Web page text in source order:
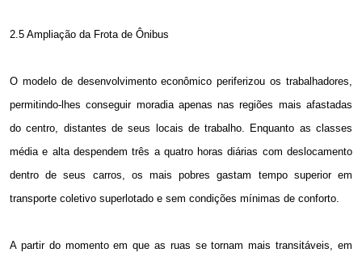
2.5 Ampliação da Frota de Ônibus
O modelo de desenvolvimento econômico periferizou os trabalhadores,
permitindo-lhes conseguir moradia apenas nas regiões mais afastadas
do centro, distantes de seus locais de trabalho. Enquanto as classes
média e alta despendem três a quatro horas diárias com deslocamento
dentro de seus carros, os mais pobres gastam tempo superior em
transporte coletivo superlotado e sem condições mínimas de conforto.
A partir do momento em que as ruas se tornam mais transitáveis, em